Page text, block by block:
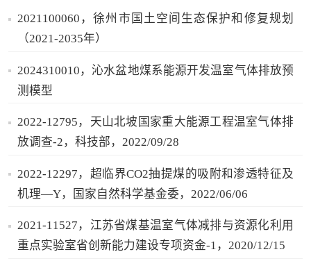
2021100060，徐州市国土空间生态保护和修复规划
（2021-2035年）
2024310010，沁水盆地煤系能源开发温室气体排放预
测模型
2022-12795，天山北坡国家重大能源工程温室气体排
放调查-2，科技部，2022/09/28
2022-12297，超临界CO2抽提煤的吸附和渗透特征及
机理—Y，国家自然科学基金委，2022/06/06
2021-11527，江苏省煤基温室气体减排与资源化利用
重点实验室省创新能力建设专项资金-1，2020/12/15